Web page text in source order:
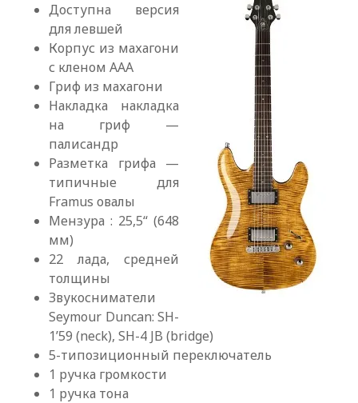
Доступна версия
для левшей
Корпус из махагони
с кленом AAA
Гриф из махагони
Накладка накладка
на гриф —
палисандр
Разметка грифа —
типичные для
Framus овалы
Мензура : 25,5“ (648
мм)
22 лада, средней
толщины
Звукосниматели
Seymour Duncan: SH-
1’59 (neck), SH-4 JB (bridge)
5-типозиционный переключатель
1 ручка громкости
1 ручка тона